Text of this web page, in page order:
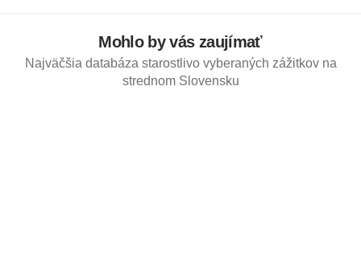
Mohlo by vás zaujímať
Najväčšia databáza starostlivo vyberaných zážitkov na
strednom Slovensku